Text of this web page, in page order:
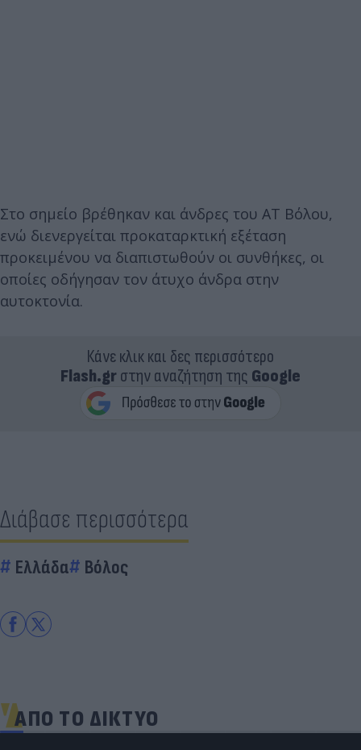
Στο σημείο βρέθηκαν και άνδρες του ΑΤ Βόλου,
ενώ διενεργείται προκαταρκτική εξέταση
προκειμένου να διαπιστωθούν οι συνθήκες, οι
οποίες οδήγησαν τον άτυχο άνδρα στην
αυτοκτονία.
Κάνε κλικ και δες περισσότερο
Flash.grστην αναζήτηση της Google
Διάβασε περισσότερα
Ελλάδα Βόλος
ΑΠΟ ΤΟ ΔΙΚΤΥΟ